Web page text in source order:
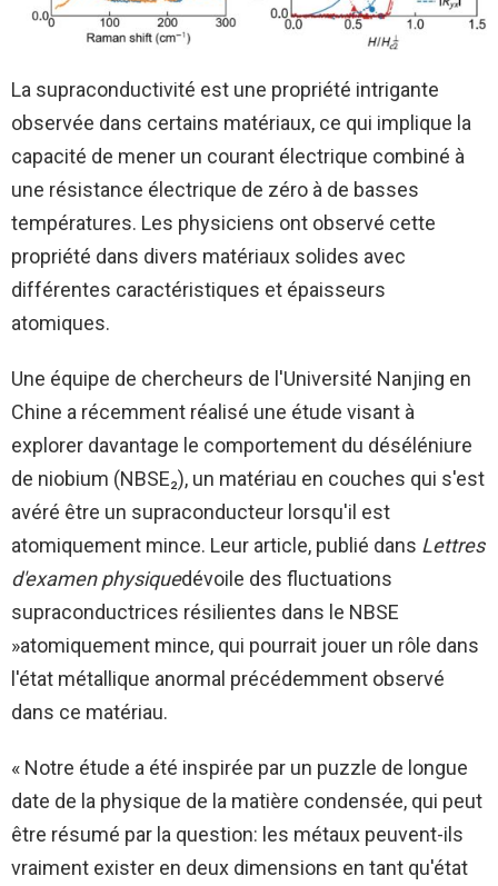
La supraconductivité est une propriété intrigante
observée dans certains matériaux, ce qui implique la
capacité de mener un courant électrique combiné à
une résistance électrique de zéro à de basses
températures. Les physiciens ont observé cette
propriété dans divers matériaux solides avec
différentes caractéristiques et épaisseurs
atomiques.
Une équipe de chercheurs de l'Université Nanjing en
Chine a récemment réalisé une étude visant à
explorer davantage le comportement du déséléniure
de niobium (NBSE₂), un matériau en couches qui s'est
avéré être un supraconducteur lorsqu'il est
atomiquement mince. Leur article, publié dans Lettres
d'examen physiquedévoile des fluctuations
supraconductrices résilientes dans le NBSE
»atomiquement mince, qui pourrait jouer un rôle dans
l'état métallique anormal précédemment observé
dans ce matériau.
« Notre étude a été inspirée par un puzzle de longue
date de la physique de la matière condensée, qui peut
être résumé par la question: les métaux peuvent-ils
vraiment exister en deux dimensions en tant qu'état